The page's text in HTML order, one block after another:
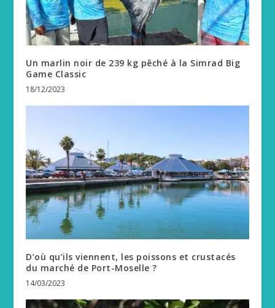
Un marlin noir de 239 kg pêché à la Simrad Big
Game Classic
18/12/2023
D’où qu’ils viennent, les poissons et crustacés
du marché de Port-Moselle ?
14/03/2023